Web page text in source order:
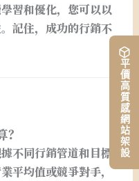
平價高質感網站架設
習和優化，您可以以
記住，成功的行銷不
不同行銷管道和目標
平均值或競爭對手，